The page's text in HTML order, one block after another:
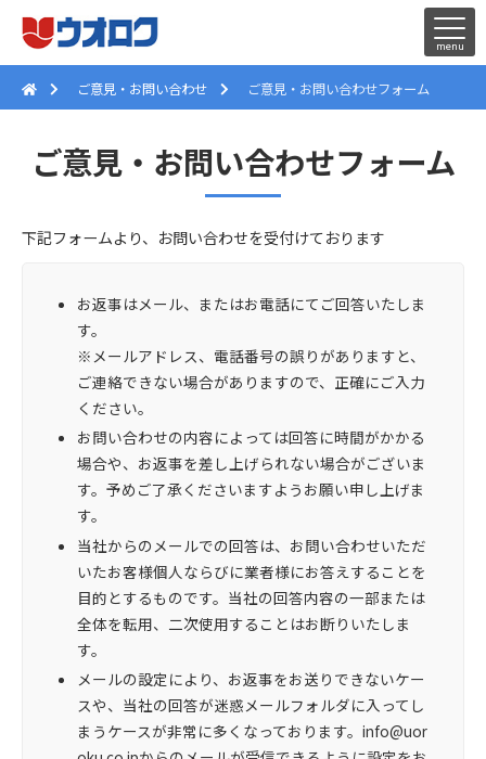
ご意見・お問い合わせ ご意見・お問い合わせフォーム
ご意見・お問い合わせフォーム
下記フォームより、お問い合わせを受付けております
お返事はメール、またはお電話にてご回答いたしま
す。
※メールアドレス、電話番号の誤りがありますと、
ご連絡できない場合がありますので、正確にご入力
ください。
お問い合わせの内容によっては回答に時間がかかる
場合や、お返事を差し上げられない場合がございま
す。予めご了承くださいますようお願い申し上げま
す。
当社からのメールでの回答は、お問い合わせいただ
いたお客様個人ならびに業者様にお答えすることを
目的とするものです。当社の回答内容の一部または
全体を転用、二次使用することはお断りいたしま
す。
メールの設定により、お返事をお送りできないケー
スや、当社の回答が迷惑メールフォルダに入ってし
まうケースが非常に多くなっております。info@uor